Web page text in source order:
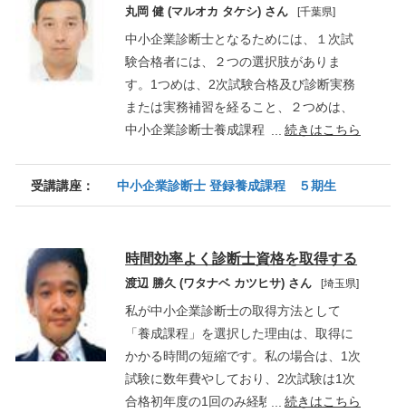
丸岡 健 (マルオカ タケシ) さん [千葉県]
中小企業診断士となるためには、１次試
験合格者には、２つの選択肢がありま
す。1つめは、2次試験合格及び診断実務
または実務補習を経ること、２つめは、
中小企業診断士養成課程（以下、養成課
次試験合格を目指していましたが、模擬
の情報収集をする中で、「何のために、
中小企業診断士になりたいんだ？」と自
問自答する気づきがありました。振り返
れば、試験勉強に明け暮れる毎日で、い
つの間にか合格が目的となっていまし
た。「そうじゃない、不透明な時代にお
いて、企業の持続的成長、そこで働く人
続きはこちら
受講講座： 中小企業診断士 登録養成課程 ５期生
時間効率よく診断士資格を取得する
渡辺 勝久 (ワタナベ カツヒサ) さん [埼玉県]
私が中小企業診断士の取得方法として
「養成課程」を選択した理由は、取得に
かかる時間の短縮です。私の場合は、1次
試験に数年費やしており、2次試験は1次
合格初年度の1回のみ経験しました。1年
続きはこちら